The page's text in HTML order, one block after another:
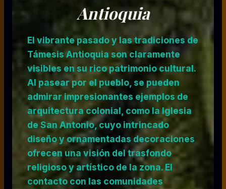
Antioquia
El vibrante pasadoy las tradiciones de
Támesis Antioquia son claramente
visibles en su rico patrimonio cultural.
Al pasear por el pueblo, se pueden
admirar impresionantes ejemplos de
arquitectura colonial, como la Iglesia
de San Antonio, cuyo intrincado
diseño y ornamentadas decoraciones
ofrecen una visión del trasfondo
religioso y artístico de la zona. El
contacto con las comunidades